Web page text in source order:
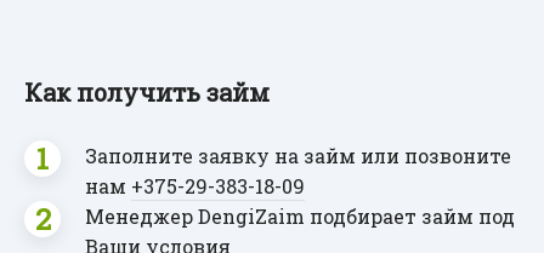
Как получить займ
Заполните заявку на займ или позвоните
нам +375-29-383-18-09
Менеджер DengiZaim подбирает займ под
Ваши условия